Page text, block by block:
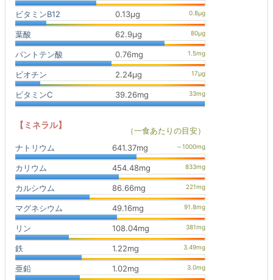
ビタミンB12 0.13μg
葉酸 62.9μg
パントテン酸 0.76mg
ビオチン 2.24μg
ビタミンC 39.26mg
【ミネラル】
（一食あたりの目安）
ナトリウム
641.37mg
カリウム 454.48mg
カルシウム 86.66mg
マグネシウム 49.16mg
リン 108.04mg
鉄 1.22mg
亜鉛 1.02mg